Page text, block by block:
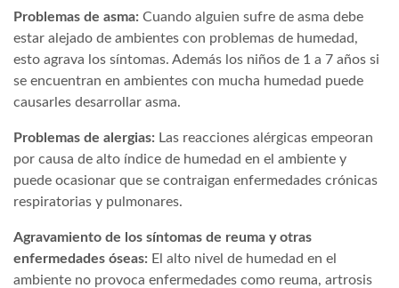
Problemas de asma: Cuando alguien sufre de asma debe
estar alejado de ambientes con problemas de humedad,
esto agrava los síntomas. Además los niños de 1 a 7 años si
se encuentran en ambientes con mucha humedad puede
causarles desarrollar asma.
Problemas de alergias: Las reacciones alérgicas empeoran
por causa de alto índice de humedad en el ambiente y
puede ocasionar que se contraigan enfermedades crónicas
respiratorias y pulmonares.
Agravamiento de los síntomas de reuma y otras
enfermedades óseas: El alto nivel de humedad en el
ambiente no provoca enfermedades como reuma, artrosis